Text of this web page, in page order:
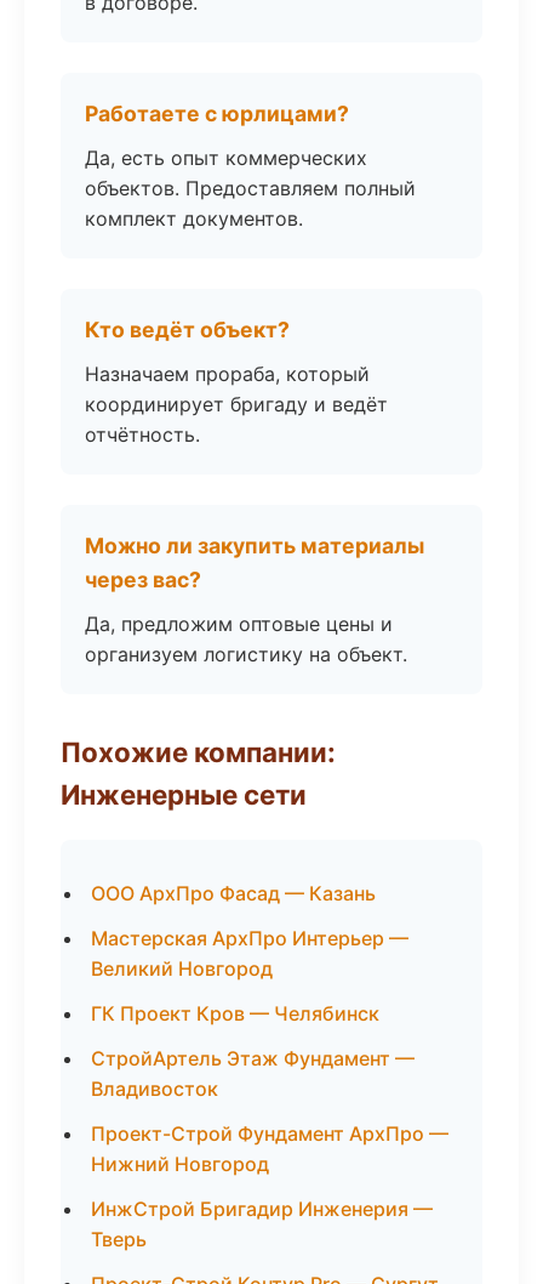
Работаете с юрлицами?
Да, есть опыт коммерческих
объектов. Предоставляем полный
комплект документов.
Кто ведёт объект?
Назначаем прораба, который
координирует бригаду и ведёт
отчётность.
Можно ли закупить материалы
через вас?
Да, предложим оптовые цены и
организуем логистику на объект.
Похожие компании:
Инженерные сети
ООО АрхПро Фасад — Казань
Мастерская АрхПро Интерьер —
Великий Новгород
ГК Проект Кров — Челябинск
СтройАртель Этаж Фундамент —
Владивосток
Проект-Строй Фундамент АрхПро —
Нижний Новгород
ИнжСтрой Бригадир Инженерия —
Тверь